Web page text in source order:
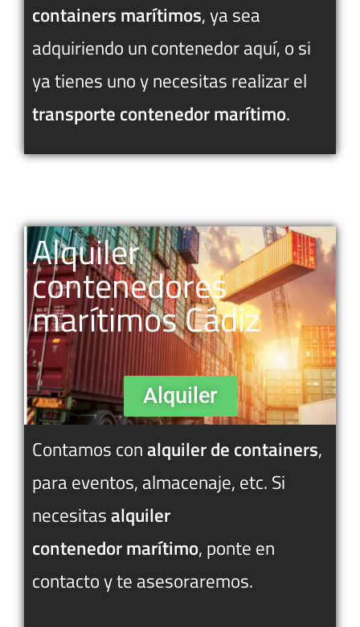
containers marítimos, ya sea
adquiriendo un contenedor aquí, o si
ya tienes uno y necesitas realizar el
transporte contenedor marítimo.
Alquiler
contenedores
marítimos Cádiz
Alquiler
Contamos conalquiler de containers,
para eventos, almacenaje, etc. Si
necesitasalquiler
contenedormarítimo, ponte en
contacto y te asesoraremos.